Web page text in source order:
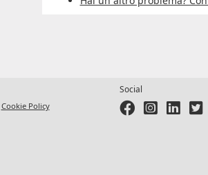
Cookie Policy
Social